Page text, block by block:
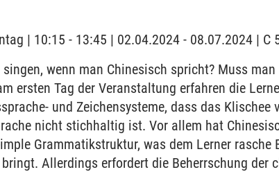
| 10:15 - 13:45 | 02.04.2024 - 08.07.2024 | C
wenn man Chinesisch spricht? Muss
ersten Tag der Veranstaltung erfahren die
und Zeichensysteme, dass das Klischee
nicht stichhaltig ist. Vor allem hat
Grammatikstruktur, was dem Lerner
Allerdings erfordert die Beherrschung der